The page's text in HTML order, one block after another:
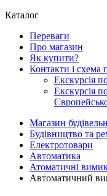
Каталог
Переваги
Про магазин
Як купити?
Контакти і схема
Екскурсія
Екскурсія
Магазин
Будівництво та
Електротовари
Автоматика
Атоматичні
Автоматичний